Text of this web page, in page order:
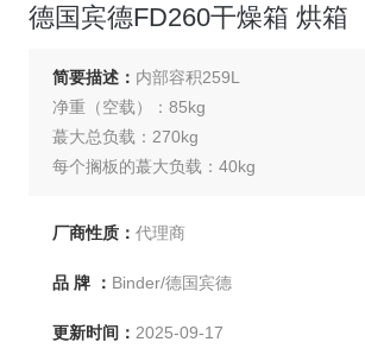
德国宾德FD260干燥箱 烘箱
简要描述： 内部容积259L
净重（空载）：85kg
蕞大总负载：270kg
每个搁板的蕞大负载：40kg
厂商性质： 代理商
品 牌 ： Binder/德国宾德
更新时间： 2025-09-17